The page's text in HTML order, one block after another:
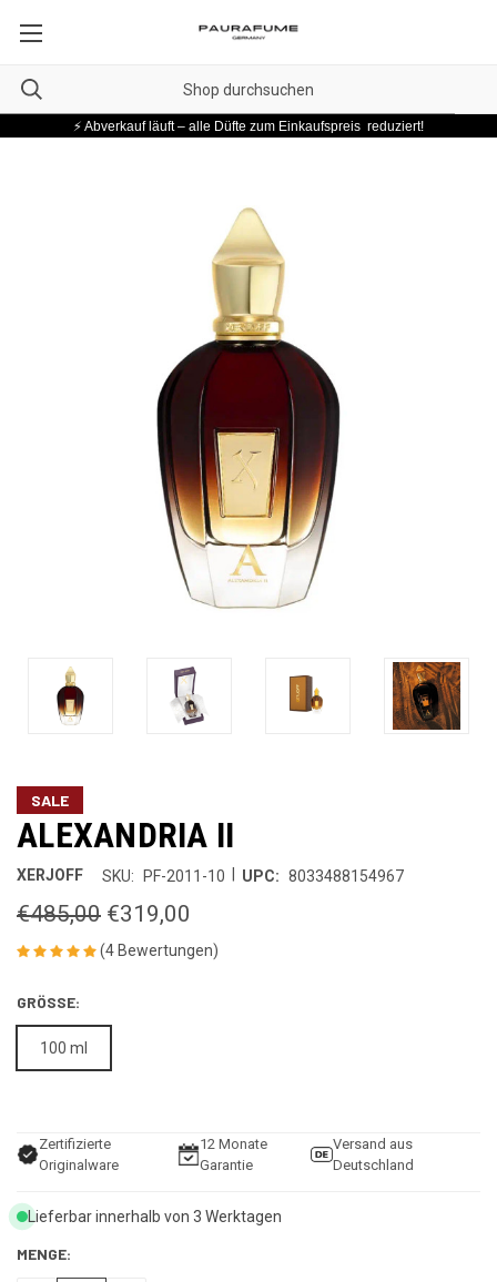
⚡ Abverkauf läuft – alle Düfte zum Einkaufspreis reduziert!
SALE
ALEXANDRIA II
XERJOFF SKU: PF-2011-10 UPC: 8033488154967
€485,00 €319,00
(4 Bewertungen)
GRÖSSE:
100 ml
Zertifizierte
Originalware
12 Monate
Garantie
Versand aus
Deutschland
Lieferbar innerhalb von 3 Werktagen
MENGE: